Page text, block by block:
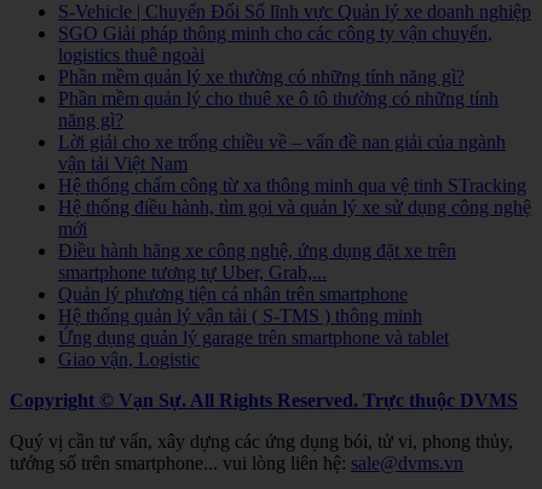
S-Vehicle | Chuyển Đổi Số lĩnh vực Quản lý xe doanh nghiệp
SGO Giải pháp thông minh cho các công ty vận chuyển,
logistics thuê ngoài
Phần mềm quản lý xe thường có những tính năng gì?
Phần mềm quản lý cho thuê xe ô tô thường có những tính
năng gì?
Lời giải cho xe trống chiều về – vấn đề nan giải của ngành
vận tải Việt Nam
Hệ thống chấm công từ xa thông minh qua vệ tinh STracking
Hệ thống điều hành, tìm gọi và quản lý xe sử dụng công nghệ
mới
Điều hành hãng xe công nghệ, ứng dụng đặt xe trên
smartphone tương tự Uber, Grab,...
Quản lý phương tiện cá nhân trên smartphone
Hệ thống quản lý vận tải ( S-TMS ) thông minh
Ứng dụng quản lý garage trên smartphone và tablet
Giao vận, Logistic
Copyright © Vạn Sự. All Rights Reserved. Trực thuộc DVMS
Quý vị cần tư vấn, xây dựng các ứng dụng bói, tử vi, phong thủy,
tướng số trên smartphone... vui lòng liên hệ: sale@dvms.vn